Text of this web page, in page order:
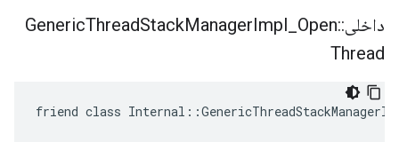
داخلی::
GenericThreadStackManagerImpl Open
Thread
friend class